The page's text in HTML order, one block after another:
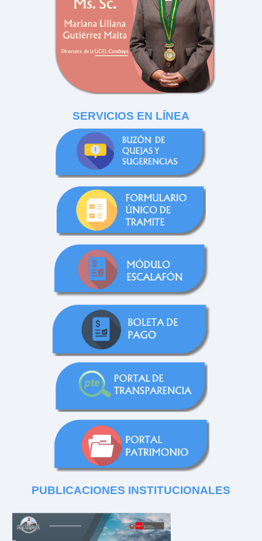
SERVICIOS EN LÍNEA
PUBLICACIONES INSTITUCIONALES